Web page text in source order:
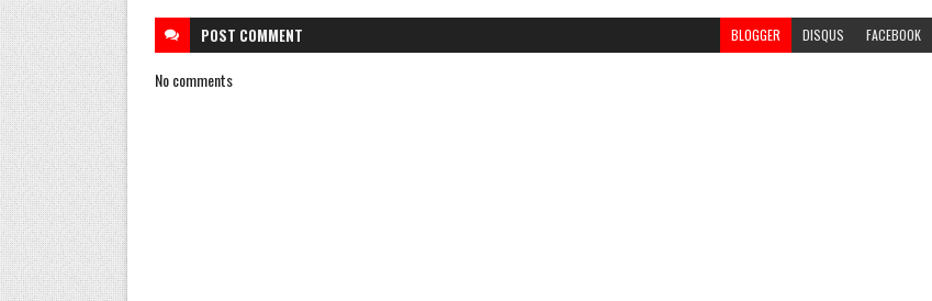
POST COMMENT BLOGGER DISQUS FACEBOOK
No comments